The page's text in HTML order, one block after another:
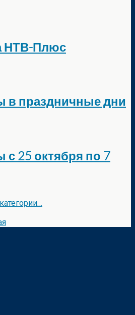
НТВ-Плюс
в праздничные дни
с 25 октября по 7